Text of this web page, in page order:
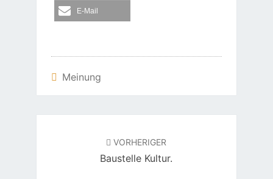
E-Mail
Meinung
VORHERIGER
Baustelle Kultur.